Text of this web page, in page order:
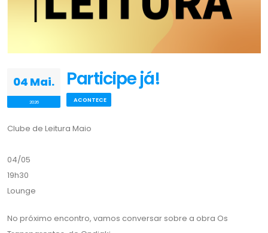
04 Mai.
2026
Participe já!
ACONTECE
Clube de Leitura Maio
04/05
19h30
Lounge
No próximo encontro, vamos conversar sobre a obra Os